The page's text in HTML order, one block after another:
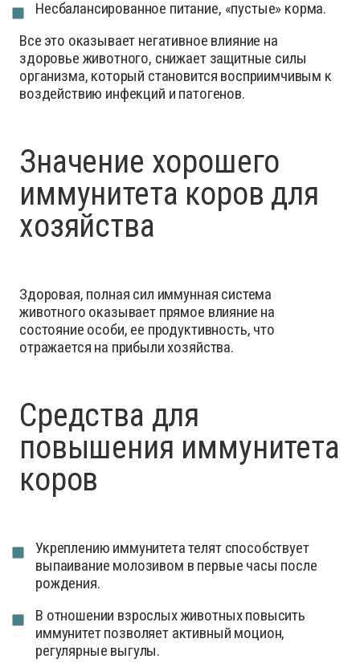
Несбалансированное питание, «пустые» корма.
Все это оказывает негативное влияние на
здоровье животного, снижает защитные силы
организма, который становится восприимчивым к
воздействию инфекций и патогенов.
Значение хорошего
иммунитета коров для
хозяйства
Здоровая, полная сил иммунная система
животного оказывает прямое влияние на
состояние особи, ее продуктивность, что
отражается на прибыли хозяйства.
Средства для
повышения иммунитета
коров
Укреплению иммунитета телят способствует
выпаивание молозивом в первые часы после
рождения.
В отношении взрослых животных повысить
иммунитет позволяет активный моцион,
регулярные выгулы.